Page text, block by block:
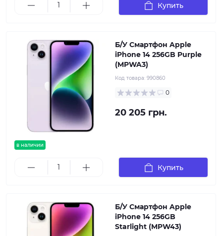
Купить
в наличии
Б/У Смартфон Apple
iPhone 14 256GB Purple
(MPWA3)
Код товара: 990860
0
20 205 грн.
Купить
Б/У Смартфон Apple
iPhone 14 256GB
Starlight (MPW43)